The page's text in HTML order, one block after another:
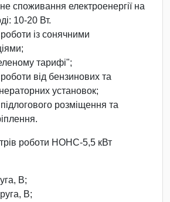
споживання електроенергії на
10-20 Вт.
із сонячними
тарифі";
від бензинових та
установок;
розміщення та
роботи НОНС-5,5 кВт
В;
В;